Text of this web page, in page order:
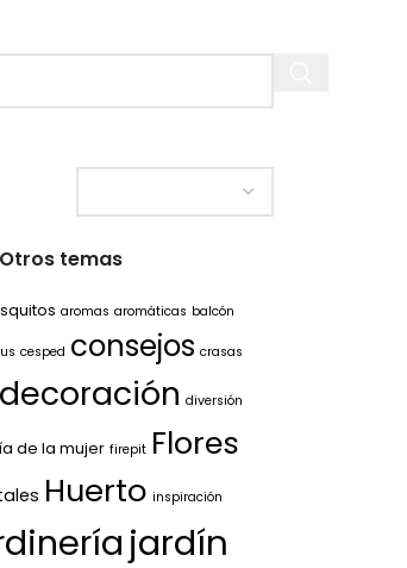
Otros temas
aromas aromáticas balcón
cesped consejos crasas
decoración diversión
de la mujer firepit Flores
Huerto inspiración
jardín